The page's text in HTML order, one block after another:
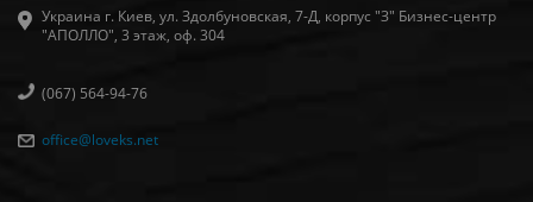
Украина г. Киев, ул. Здолбуновская, 7-Д, корпус "З" Бизнес-центр
"АПОЛЛО", 3 этаж, оф. 304
(067) 564-94-76
office@loveks.net